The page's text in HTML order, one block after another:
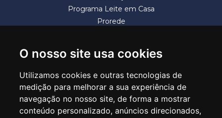
O nosso site usa cookies
Utilizamos cookies e outras tecnologias de
medição para melhorar a sua experiência de
navegação no nosso site, de forma a mostrar
conteúdo personalizado, anúncios direcionados,
Programa Leite em Casa
Prorede
SECRETARIA DE EDUCAÇÃO